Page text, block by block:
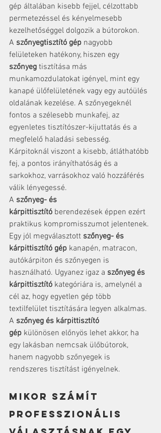
gép általában kisebb fejjel, célzottabb
permetezéssel és kényelmesebb
kezelhetőséggel dolgozik a bútorokon.
A szőnyegtisztító gép nagyobb
felületeken hatékony, hiszen egy
szőnyeg tisztítása más
munkamozdulatokat igényel, mint egy
kanapé ülőfelületének vagy egy autóülés
oldalának kezelése. A szőnyegeknél
fontos a szélesebb munkafej, az
egyenletes tisztítószer-kijuttatás és a
megfelelő haladási sebesség.
Kárpitoknál viszont a kisebb, átláthatóbb
fej, a pontos irányíthatóság és a
sarkokhoz, varrásokhoz való hozzáférés
válik lényegessé.
A szőnyeg- és
kárpittisztító berendezések éppen ezért
praktikus kompromisszumot jelentenek.
Egy jól megválasztott szőnyeg- és
kárpittisztító gép kanapén, matracon,
autókárpiton és szőnyegen is
használható. Ugyanez igaz a szőnyeg és
kárpittisztító kategóriára is, amelynél a
cél az, hogy egyetlen gép több
textilfelület tisztítására legyen alkalmas.
A szőnyeg és kárpittisztító
gép különösen előnyös lehet akkor, ha
egy lakásban nemcsak ülőbútorok,
hanem nagyobb szőnyegek is
rendszeres tisztítást igényelnek.
Mikor számít
professzionális